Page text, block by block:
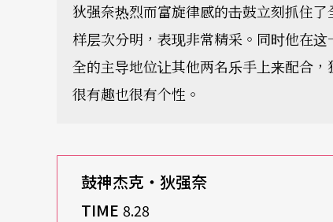
狄强奈热烈而富旋律感的击鼓立刻抓住
样层次分明，表现非常精采。同时他在
全的主导地位让其他两名乐手上来配合
很有趣也很有个性。
鼓神杰克‧狄强奈
TIME 8.28